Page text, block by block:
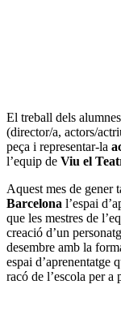
El treball dels
(director/a, actors/
peça i representar-la
l’equip de Viu el
Aquest mes de gener
Barcelona l’espai
que les mestres de
creació d’un
desembre amb la
espai d’aprenentatge
racó de l’escola per a